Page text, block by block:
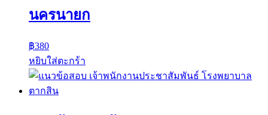
นครนายก
฿380
หยิบใส่ตะกร้า